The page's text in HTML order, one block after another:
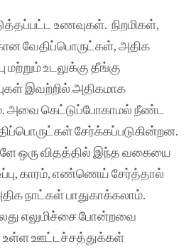
உணவுகள். நிறமிகள்,
வேதிப்பொருட்கள், அதிக
உடலுக்கு தீங்கு
இவற்றில் அதிகமாக
அவை கெட்டுப்போகாமல் நீண்ட
சேர்க்கப்படுகின்றன.
ஒரு விதத்தில் இந்த வகையை
காரம், எண்ணெய் சேர்த்தால்
நாட்கள் பாதுகாக்கலாம்.
எலுமிச்சை போன்றவை
உள்ள ஊட்டச்சத்துக்கள்